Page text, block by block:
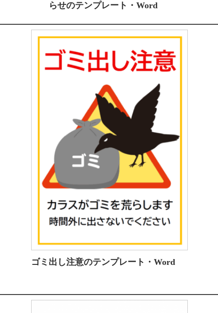
らせのテンプレート・Word
ゴミ出し注意のテンプレート・Word